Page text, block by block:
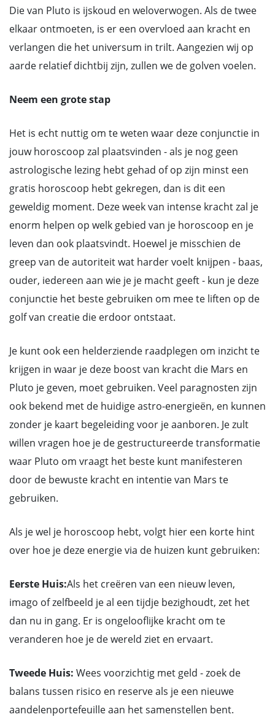
Die van Pluto is ijskoud en weloverwogen. Als de twee
elkaar ontmoeten, is er een overvloed aan kracht en
verlangen die het universum in trilt. Aangezien wij op
aarde relatief dichtbij zijn, zullen we de golven voelen.
Neem een grote stap
Het is echt nuttig om te weten waar deze conjunctie in
jouw horoscoop zal plaatsvinden - als je nog geen
astrologische lezing hebt gehad of op zijn minst een
gratis horoscoop hebt gekregen, dan is dit een
geweldig moment. Deze week van intense kracht zal je
enorm helpen op welk gebied van je horoscoop en je
leven dan ook plaatsvindt. Hoewel je misschien de
greep van de autoriteit wat harder voelt knijpen - baas,
ouder, iedereen aan wie je je macht geeft - kun je deze
conjunctie het beste gebruiken om mee te liften op de
golf van creatie die erdoor ontstaat.
Je kunt ook een helderziende raadplegen om inzicht te
krijgen in waar je deze boost van kracht die Mars en
Pluto je geven, moet gebruiken. Veel paragnosten zijn
ook bekend met de huidige astro-energieën, en kunnen
zonder je kaart begeleiding voor je aanboren. Je zult
willen vragen hoe je de gestructureerde transformatie
waar Pluto om vraagt het beste kunt manifesteren
door de bewuste kracht en intentie van Mars te
gebruiken.
Als je wel je horoscoop hebt, volgt hier een korte hint
over hoe je deze energie via de huizen kunt gebruiken:
Eerste Huis:Als het creëren van een nieuw leven,
imago of zelfbeeld je al een tijdje bezighoudt, zet het
dan nu in gang. Er is ongelooflijke kracht om te
veranderen hoe je de wereld ziet en ervaart.
Tweede Huis: Wees voorzichtig met geld - zoek de
balans tussen risico en reserve als je een nieuwe
aandelenportefeuille aan het samenstellen bent.